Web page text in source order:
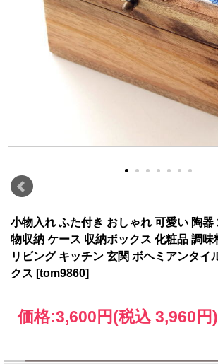
小物入れ ふた付き おしゃれ 可愛い 陶器
物収納 ケース 収納ボックス 化粧品 調味
リビング キッチン 玄関 ボヘミアンタイ
クス [tom9860]
価格:3,600円(税込 3,960円)